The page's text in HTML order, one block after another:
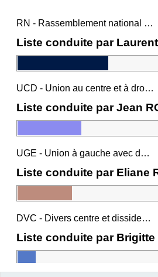
RN - Rassemblement national et ses alliés
UCD - Union au centre et à droite
UGE - Union à gauche avec des écologistes
DVC - Divers centre et dissidents Ensemble